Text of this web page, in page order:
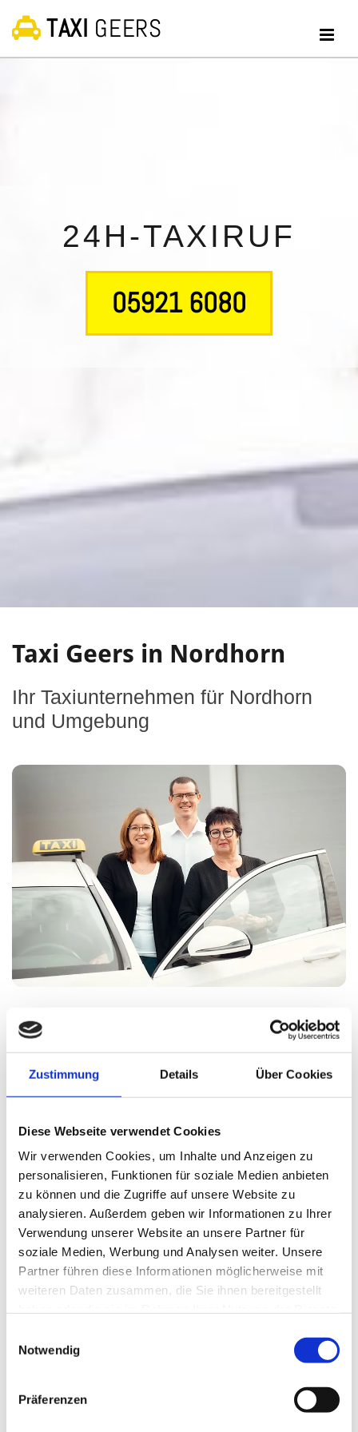
Zustimmung Details Über Cookies
Diese Webseite verwendet Cookies
Wir verwenden Cookies, um Inhalte und Anzeigen zu
personalisieren, Funktionen für soziale Medien anbieten
zu können und die Zugriffe auf unsere Website zu
analysieren. Außerdem geben wir Informationen zu Ihrer
Verwendung unserer Website an unsere Partner für
soziale Medien, Werbung und Analysen weiter. Unsere
Partner führen diese Informationen möglicherweise mit
weiteren Daten zusammen, die Sie ihnen bereitgestellt
Notwendig
Präferenzen
 TAXI GEERS
24H-TAXIRUF
05921 6080
Taxi Geers in Nordhorn
Ihr Taxiunternehmen für Nordhorn
und Umgebung
Sie suchen ein Taxi in Nordhorn und Umgebung?
Seit über 60 Jahren besteht das Taxiunternehmen Geers.
In dritter Generation führt Christina Stiedl geb. Thiele und
ihr Ehemann Konrad Stiedl die Firma die sie im März 2025
unterstützt weiterhin das Unternehmen. Wir sind Ihr
Partner für Taxifahrten, Stadt- und Fernfahrten,
Krankenfahrten, Fahrten zu Tageskliniken und Kinder- und
Jugendpsychiatrie, Fahrten über die
Berufsgenossenschaften, Dialysefahrten.
Auf den folgenden Seiten erfahren Sie mehr über uns und
unsere Leistungen.
Danken möchten wir an dieser Stelle unseren Kunden für
ihr Vertrauen